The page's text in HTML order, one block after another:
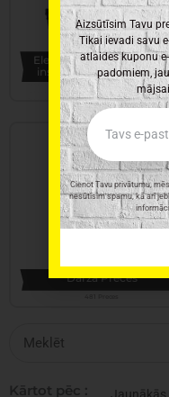
Elektroinstrumenti,
instrumenti un furnitūra
346 Preces
Dārza Preces
Aizsūtīsim Tavu
Tikai ievadi savu
atlaides kuponu
padomiem,
Email
Cienot Tavu privātumu,
nesūtīsim spamu, kā arī